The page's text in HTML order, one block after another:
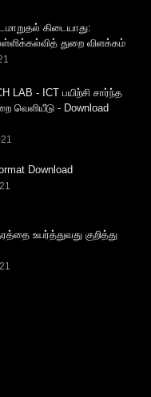
கிடையாது:
துறை விளக்கம்
LAB - ICT பயிற்சி சார்ந்த
வெளியீடு - Download
Download
உயர்த்துவது குறித்து